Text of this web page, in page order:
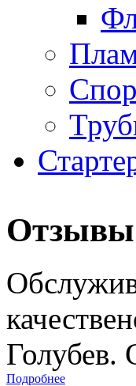
Отзывы
Голубев.
Подробнее